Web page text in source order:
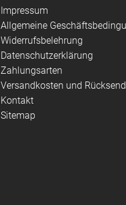
Impressum
Allgemeine
Widerrufsbelehrung
Datenschutzerklärung
Zahlungsarten
Versandkosten und
Kontakt
Sitemap